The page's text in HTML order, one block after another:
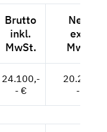
Brutto
inkl.
MwSt.
Netto
exkl.
MwSt.
24.100,-
- €
20.252,-
- €